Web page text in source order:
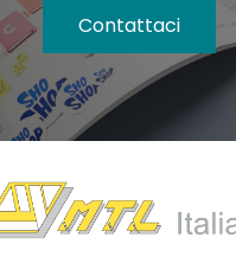
Contattaci